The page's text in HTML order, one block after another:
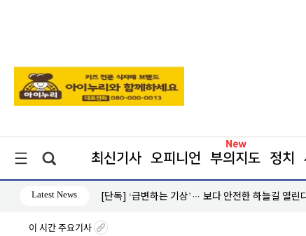
최신기사 오피니언 부의지도 정치
Latest News [단독] ‘급변하는 기상’… 보다 안전한 하늘길 열린
이 시간 주요기사